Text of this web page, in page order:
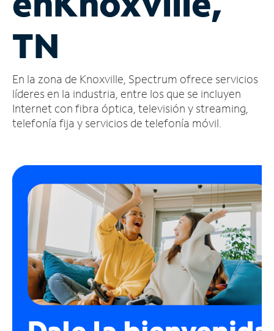
cuenta
Encuentra
tienda
TN
En la zona de Knoxville, Spectrum ofrece servicios
líderes en la industria, entre los que se incluyen
Internet con fibra óptica, televisión y streaming,
telefonía fija y servicios de telefonía móvil.